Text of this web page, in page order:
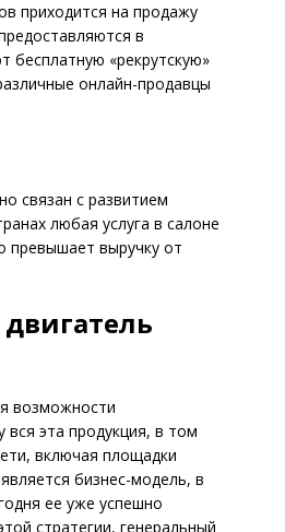
приходится на продажу
в
бесплатную «рекрутскую»
онлайн-продавцы
связан с развитием
любая услуга в салоне
превышает выручку от
возможности
вся эта продукция, в том
включая площадки
бизнес-модель, в
ее уже успешно
стратегии, генеральный